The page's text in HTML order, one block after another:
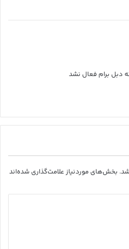
دبل برام فعال نشد
بخش‌های موردنیاز علامت‌گذاری شده‌اند